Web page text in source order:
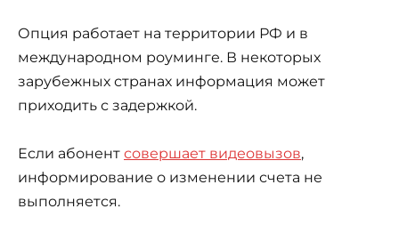
Опция работает на территории РФ и в
международном роуминге. В некоторых
зарубежных странах информация может
приходить с задержкой.
Если абонент совершает видеовызов,
информирование о изменении счета не
выполняется.